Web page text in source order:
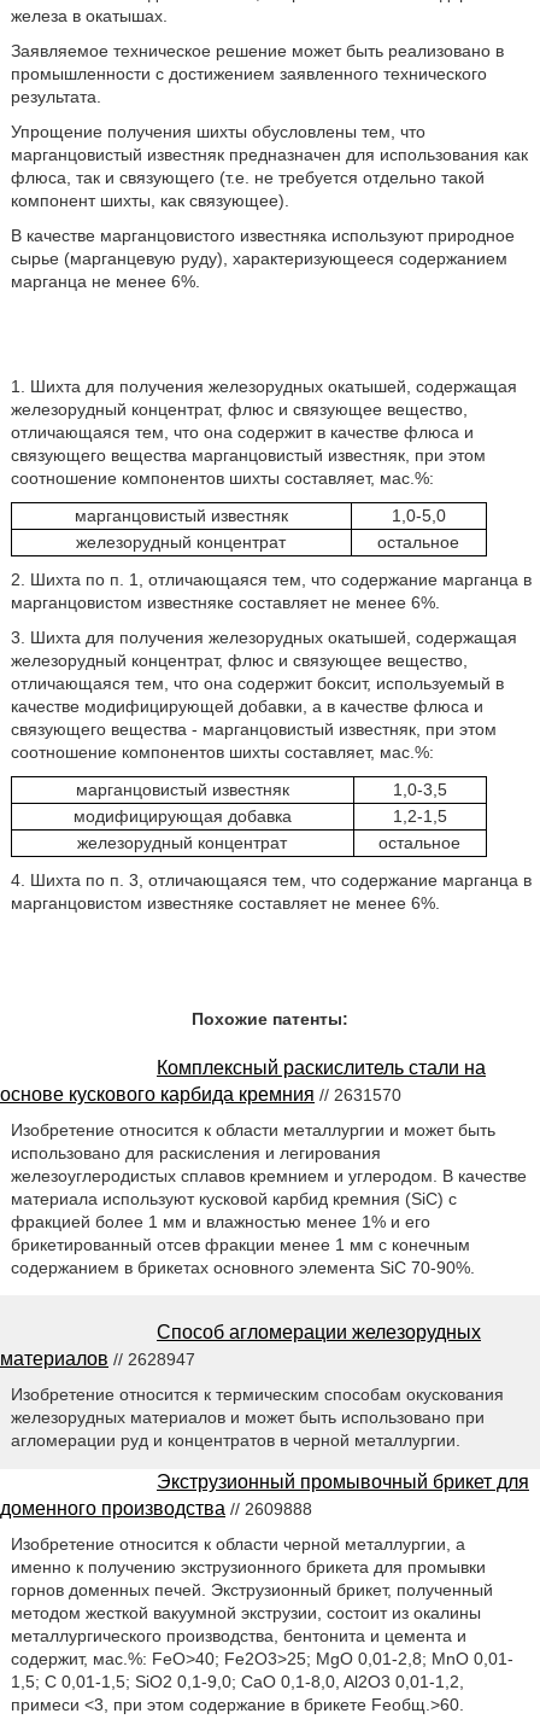
железа в окатышах.
Заявляемое техническое решение может быть реализовано в
промышленности с достижением заявленного технического
результата.
Упрощение получения шихты обусловлены тем, что
марганцовистый известняк предназначен для использования как
флюса, так и связующего (т.е. не требуется отдельно такой
компонент шихты, как связующее).
В качестве марганцовистого известняка используют природное
сырье (марганцевую руду), характеризующееся содержанием
марганца не менее 6%.
1. Шихта для получения железорудных окатышей, содержащая
железорудный концентрат, флюс и связующее вещество,
отличающаяся тем, что она содержит в качестве флюса и
связующего вещества марганцовистый известняк, при этом
соотношение компонентов шихты составляет, мас.%:
марганцовистый известняк
1,0-5,0
железорудный концентрат
остальное
2. Шихта по п. 1, отличающаяся тем, что содержание марганца в
марганцовистом известняке составляет не менее 6%.
3. Шихта для получения железорудных окатышей, содержащая
железорудный концентрат, флюс и связующее вещество,
отличающаяся тем, что она содержит боксит, используемый в
качестве модифицирующей добавки, а в качестве флюса и
связующего вещества - марганцовистый известняк, при этом
соотношение компонентов шихты составляет, мас.%:
марганцовистый известняк
1,0-3,5
модифицирующая добавка
1,2-1,5
железорудный концентрат
остальное
4. Шихта по п. 3, отличающаяся тем, что содержание марганца в
марганцовистом известняке составляет не менее 6%.
Похожие патенты:
Комплексный раскислитель стали на
основе кускового карбида кремния // 2631570
Изобретение относится к области металлургии и может быть
использовано для раскисления и легирования
железоуглеродистых сплавов кремнием и углеродом. В качестве
материала используют кусковой карбид кремния (SiC) с
фракцией более 1 мм и влажностью менее 1% и его
брикетированный отсев фракции менее 1 мм с конечным
содержанием в брикетах основного элемента SiC 70-90%.
Способ агломерации железорудных
материалов // 2628947
Изобретение относится к термическим способам окускования
железорудных материалов и может быть использовано при
агломерации руд и концентратов в черной металлургии.
Экструзионный промывочный брикет для
доменного производства // 2609888
Изобретение относится к области черной металлургии, а
именно к получению экструзионного брикета для промывки
горнов доменных печей. Экструзионный брикет, полученный
методом жесткой вакуумной экструзии, состоит из окалины
металлургического производства, бентонита и цемента и
содержит, мас.%: FeO>40; Fe2O3>25; MgO 0,01-2,8; MnO 0,01-
1,5; С 0,01-1,5; SiO2 0,1-9,0; CaO 0,1-8,0, Al2O3 0,01-1,2,
примеси <3, при этом содержание в брикете Feобщ.>60.